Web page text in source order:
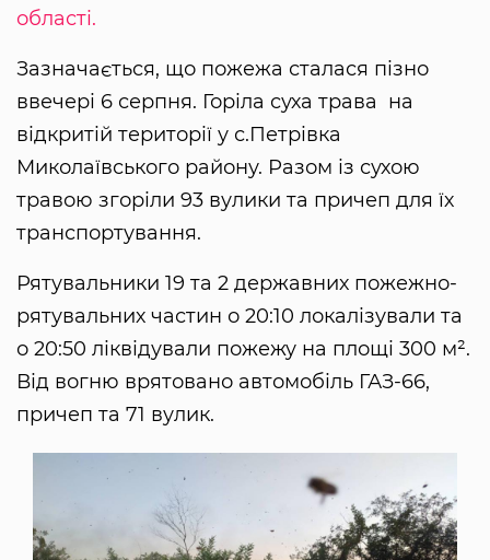
області.
Зазначається, що пожежа сталася пізно
ввечері 6 серпня. Горіла суха трава на
відкритій території у с.Петрівка
Миколаївського району. Разом із сухою
травою згоріли 93 вулики та причеп для їх
транспортування.
Рятувальники 19 та 2 державних пожежно-
рятувальних частин о 20:10 локалізували та
о 20:50 ліквідували пожежу на площі 300 м².
Від вогню врятовано автомобіль ГАЗ-66,
причеп та 71 вулик.